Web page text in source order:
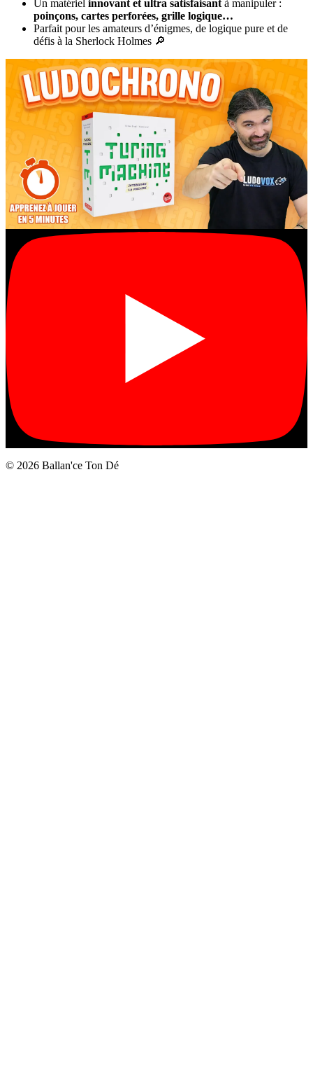
Un matériel innovant et ultra satisfaisant à manipuler :
poinçons, cartes perforées, grille logique…
Parfait pour les amateurs d’énigmes, de logique pure et de
défis à la Sherlock Holmes 🔎
© 2026 Ballan'ce Ton Dé